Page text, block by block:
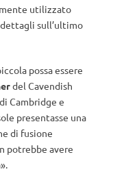
utilizzato
sull’ultimo
possa essere
del Cavendish
Cambridge e
presentasse una
di fusione
potrebbe avere